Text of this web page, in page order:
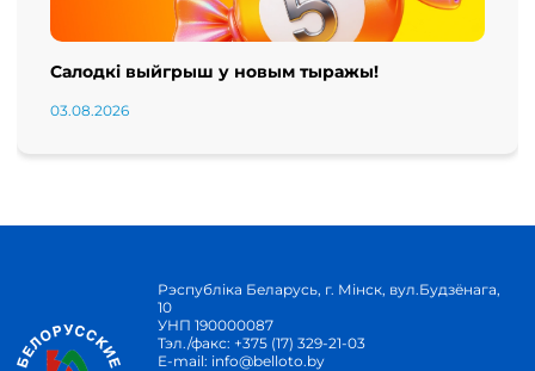
Салодкі выйгрыш у новым тыражы!
03.08.2026
Рэспубліка Беларусь, г. Мінск, вул.Будзёнага,
10
УНП 190000087
Тэл./факс: +375 (17) 329-21-03
E-mail: info@belloto.by